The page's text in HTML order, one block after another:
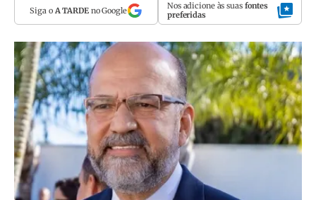
Siga o A TARDEno Google Nos adicione às suas fontes
preferidas